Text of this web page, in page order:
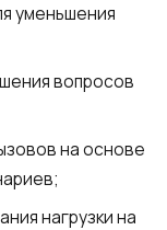
уменьшения
вопросов
на основе
нагрузки на